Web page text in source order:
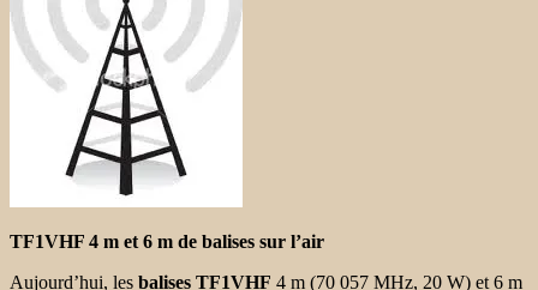
TF1VHF 4 m et 6 m de balises sur l’air
Aujourd’hui, les balises TF1VHF 4 m (70 057 MHz, 20 W) et 6 m